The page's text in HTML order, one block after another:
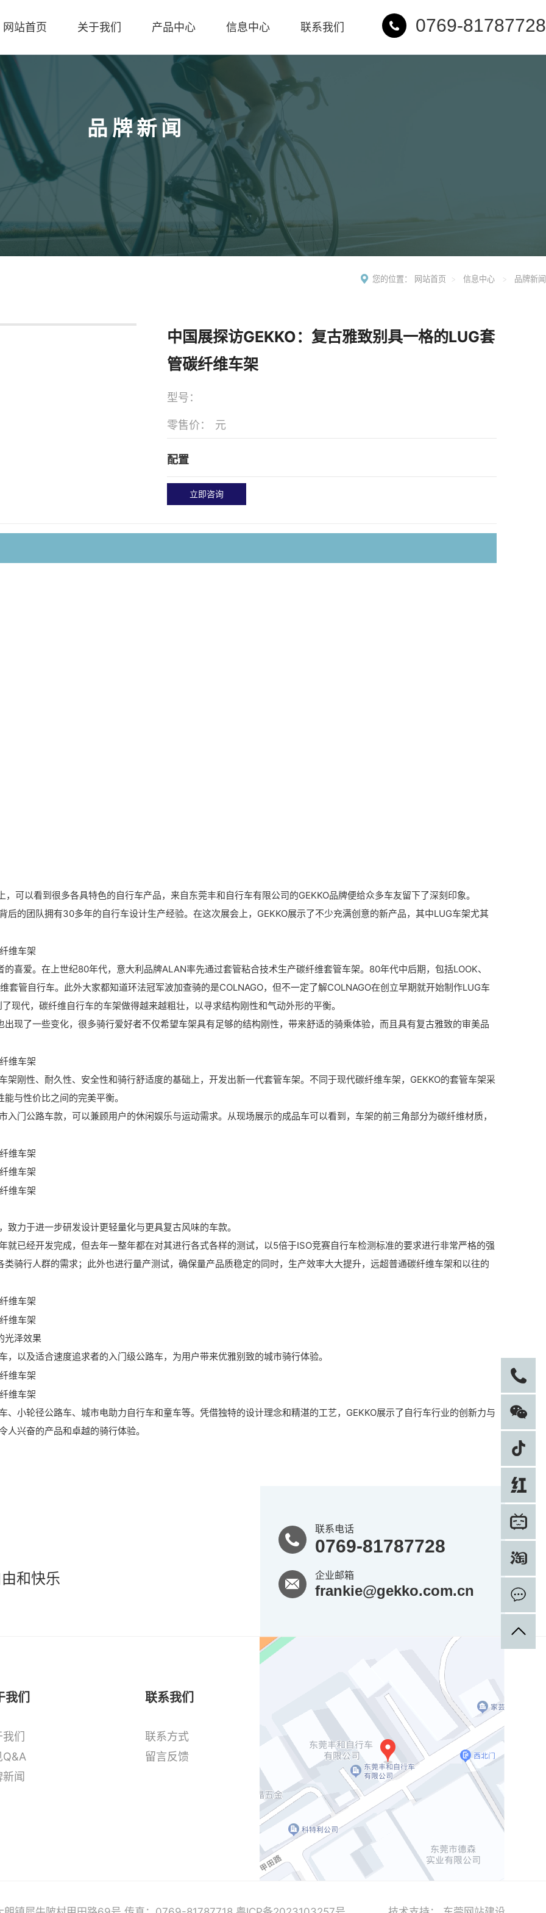
网站首页 关于我们 产品中心 信息中心 联系我们 0769-81787728
品牌新闻
您的位置： 网站首页 > 信息中心 > 品牌新闻
中国展探访GEKKO：复古雅致别具一格的LUG套
管碳纤维车架
型号：
零售价： 元
配置
立即咨询
以看到很多各具特色的自行车产品，来自东莞丰和自行车有限公司的GEKKO品牌便给众多车友留下了深刻印象。
后的团队拥有30多年的自行车设计生产经验。在这次展会上，GEKKO展示了不少充满创意的新产品，其中LUG车架尤其
喜爱。在上世纪80年代，意大利品牌ALAN率先通过套管粘合技术生产碳纤维套管车架。80年代中后期，包括LOOK、
管自行车。此外大家都知道环法冠军波加查骑的是COLNAGO，但不一定了解COLNAGO在创立早期就开始制作LUG车
现代，碳纤维自行车的车架做得越来越粗壮，以寻求结构刚性和气动外形的平衡。
现了一些变化，很多骑行爱好者不仅希望车架具有足够的结构刚性，带来舒适的骑乘体验，而且具有复古雅致的审美品
架刚性、耐久性、安全性和骑行舒适度的基础上，开发出新一代套管车架。不同于现代碳纤维车架，GEKKO的套管车架采
与性价比之间的完美平衡。
入门公路车款，可以兼顾用户的休闲娱乐与运动需求。从现场展示的成品车可以看到，车架的前三角部分为碳纤维材质，
力于进一步研发设计更轻量化与更具复古风味的车款。
就已经开发完成，但去年一整年都在对其进行各式各样的测试，以5倍于ISO竞赛自行车检测标准的要求进行非常严格的强
骑行人群的需求；此外也进行量产测试，确保量产品质稳定的同时，生产效率大大提升，远超普通碳纤维车架和以往的
光泽效果
，以及适合速度追求者的入门级公路车，为用户带来优雅别致的城市骑行体验。
、小轮径公路车、城市电助力自行车和童车等。凭借独特的设计理念和精湛的工艺，GEKKO展示了自行车行业的创新力与
人兴奋的产品和卓越的骑行体验。
和快乐
联系电话
0769-81787728
企业邮箱
frankie@gekko.com.cn
我们
们
Q&A
闻
联系我们
联系方式
留言反馈
微信号：
点击复制微信号